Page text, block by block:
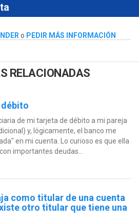
o PEDIR MÁS INFORMACIÓN
RELACIONADAS
de mi tarjeta de débito a mi pareja
y, lógicamente, el banco me
en mi cuenta. Lo curioso es que ella
importantes deudas...
como titular de una cuenta
otro titular que tiene una